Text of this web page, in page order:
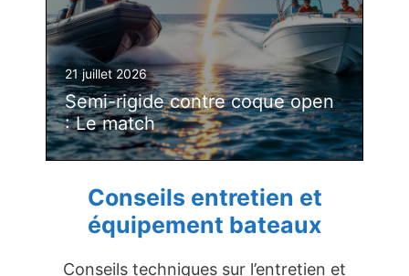
21 juillet 2026
Semi-rigide contre coque open
: Le match
Conseils entretien et
équipement bateaux
Conseils techniques sur l’entretien et